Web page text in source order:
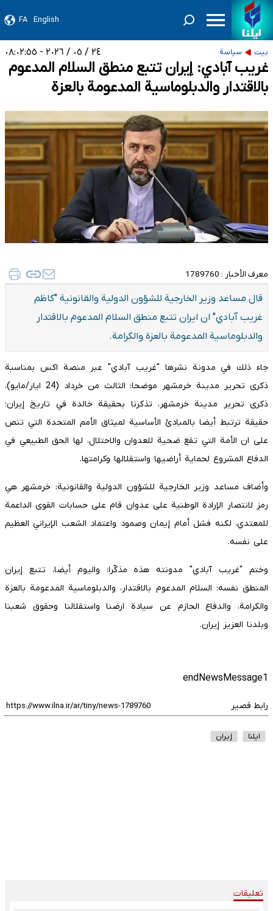
English
FA
بيت سياسة ٢٤ / ٠٥ / ٢٠٢٦ - ٠٨:٠٢:٥٥
غريب آبادي: إيران تتبع منطق السلام المدعوم
بالاقتدار والدبلوماسية المدعومة بالعزة
معرف الأخبار : 1789760
قال مساعد وزير الخارجية للشؤون الدولية والقانونية "كاظم
غريب‌ آبادي" ان ايران تتبع منطق السلام المدعوم بالاقتدار
والدبلوماسية المدعومة بالعزة والكرامة.
جاء ذلك في مدونة نشرها "غريب آبادي" عبر منصة اكس بمناسبة
ذكرى تحرير مدينة خرمشهر موضحا: الثالث من خرداد (24 ايار/مايو)،
ذكرى تحرير مدينة خرمشهر، تذكرنا بحقيقة خالدة في تاريخ إيران؛
حقيقة ترتبط أيضا بالمبادئ الأساسية لميثاق الأمم المتحدة التي تنص
على ان الأمة التي تقع ضحية للعدوان والاحتلال، لها الحق الطبيعي في
الدفاع المشروع لحماية أراضيها واستقلالها وكرامتها.
وأضاف مساعد وزير الخارجية للشؤون الدولية والقانونية: خرمشهر هي
رمز لانتصار الإرادة الوطنية على عدوان قام على حسابات القوى الداعمة
للمعتدي، لكنه فشل أمام إيمان وصمود واعتماد الشعب الإيراني العظيم
على نفسه.
وختم "غريب آبادي" مدونته هذه مذكّرا: واليوم أيضا، تتبع إيران
المنطق نفسه: السلام المدعوم بالاقتدار، والدبلوماسية المدعومة بالعزة
والكرامة، والدفاع الحازم عن سيادة ارضنا واستقلالنا وحقوق شعبنا
وبلدنا العزيز إيران.
endNewsMessage1
رابط قصير
ایلنا إيران
تعليقات